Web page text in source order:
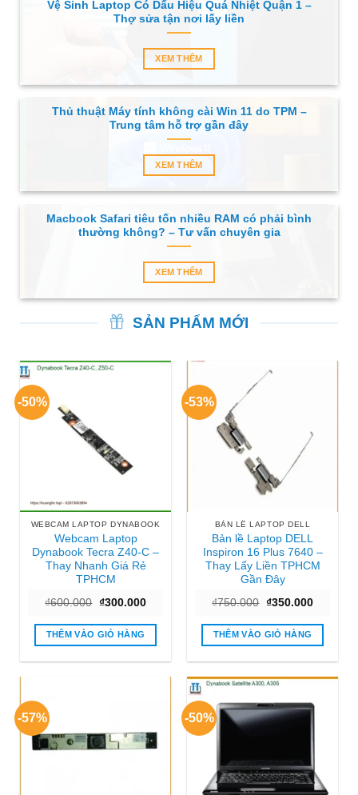
Vệ Sinh Laptop Có Dấu Hiệu Quá Nhiệt Quận 1 –
Thợ sửa tận nơi lấy liền
XEM THÊM
Thủ thuật Máy tính không cài Win 11 do TPM –
Trung tâm hỗ trợ gần đây
XEM THÊM
Macbook Safari tiêu tốn nhiều RAM có phải bình
thường không? – Tư vấn chuyên gia
XEM THÊM
SẢN PHẨM MỚI
-50%
WEBCAM LAPTOP DYNABOOK
Webcam Laptop
Dynabook Tecra Z40-C –
Thay Nhanh Giá Rẻ
TPHCM
₫600.000 Giá
là:
₫600.000.
₫300.000Giá
tại
₫300.000.
THÊM VÀO GIỎ HÀNG
-53%
BẢN LỀ LAPTOP DELL
Bản lề Laptop DELL
Inspiron 16 Plus 7640 –
Thay Lấy Liền TPHCM
Gần Đây
₫750.000 Giá
là:
₫750.000.
₫350.000Giá
tại
THÊM VÀO GIỎ HÀNG
-57% -50%